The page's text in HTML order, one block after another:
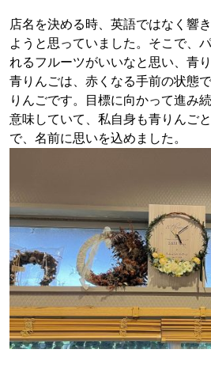
店名を決める時、英語ではなく響
ようと思っていました。そこで、
れるフルーツがいいなと思い、青
青りんごは、赤くなる手前の状態
りんごです。目標に向かって進み
意味していて、私自身も青りんご
で、名前に思いを込めました。